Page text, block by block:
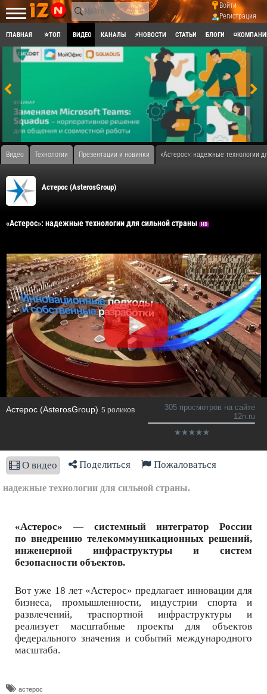
Войти
Регистрация
ГЛАВНАЯ ⭐ТОП ВИДЕО КАНАЛЫ ⚡НОВОСТИ СТАТЬИ БЛОГИ
Видео Технологии Презентации и новинки «Астерос»: надежные технологии
Астерос (AsterosGroup)
«Астерос»: надежные технологии для сильной страны HD
Астерос (AsterosGroup) 5 роликов
305 просмотров на сайте
12n.ru
О видео Поделиться Пожаловаться
надежные технологии для сильной страны.
«Астерос» — системный интегратор России
по внедрению телекоммуникационных решений,
инженерной инфраструктуры и систем
безопасности объектов.
Вот уже 18 лет «Астерос» предлагает инновации для
бизнеса, промышленности, индустрии спорта и
развлечений, траспортной инфраструктуры и
реализует масштабные проекты для объектов
федерального значения и событий международного
масштаба.
астерос